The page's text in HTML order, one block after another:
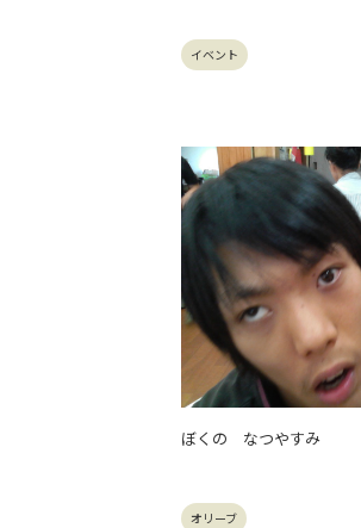
イベント
ぼくの なつやすみ
オリーブ